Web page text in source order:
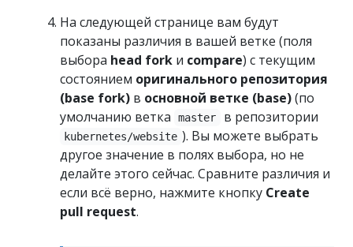
На следующей странице вам будут
показаны различия в вашей ветке (поля
выбора head fork и compare) с текущим
состоянием оригинального репозитория
(base fork) в основной ветке (base)(по
умолчанию ветка
master в репозитории
kubernetes/website ). Вы можете выбрать
другое значение в полях выбора, но не
делайте этого сейчас. Сравните различия и
если всё верно, нажмите кнопку Create
pull request.